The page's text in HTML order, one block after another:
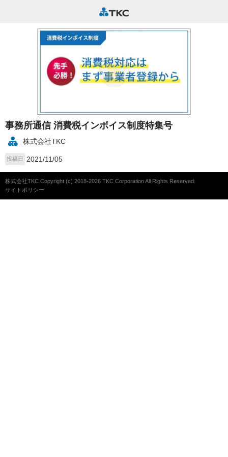
事務所通信 消費税インボイス制度特集号
株式会社TKC
投稿日 2021/11/05
株式会社TKC Copyright (c) 2018-2026 TKC Corporation All Rights Reserved.
サイトポリシー